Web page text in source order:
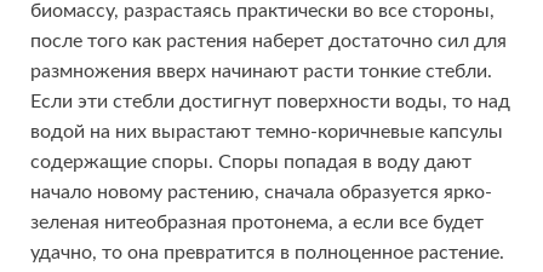
биомассу, разрастаясь практически во все стороны,
после того как растения наберет достаточно сил для
размножения вверх начинают расти тонкие стебли.
Если эти стебли достигнут поверхности воды, то над
водой на них вырастают темно-коричневые капсулы
содержащие споры. Споры попадая в воду дают
начало новому растению, сначала образуется ярко-
зеленая нитеобразная протонема, а если все будет
удачно, то она превратится в полноценное растение.